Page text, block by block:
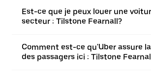
Est-ce que je peux louer une
secteur : Tilstone Fearnall?
Comment est-ce qu'Uber assure
des passagers ici : Tilstone